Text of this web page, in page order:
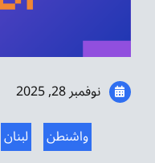
نوفمبر 28, 2025
لبنان
واشنطن